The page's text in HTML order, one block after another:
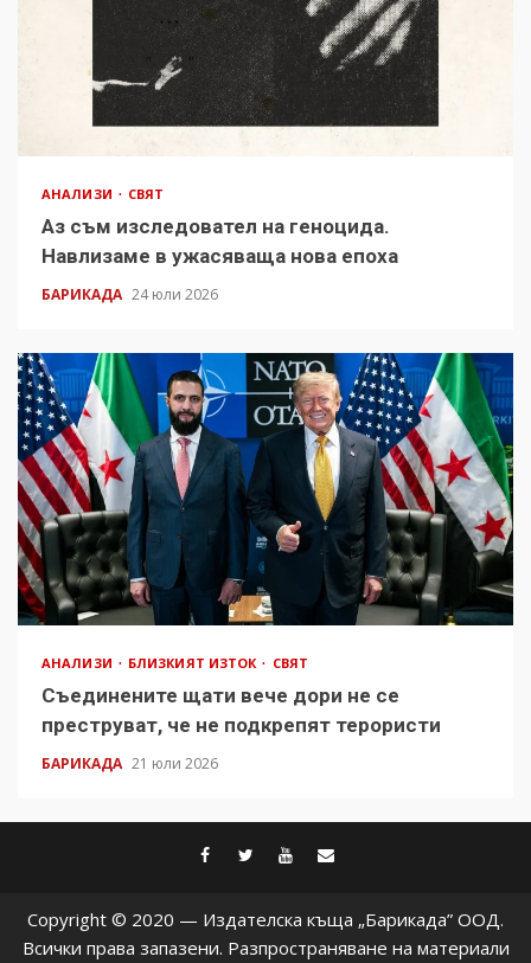
АНАЛИЗИ СВЯТ
Аз съм изследовател на геноцида.
Навлизаме в ужасяваща нова епоха
БАРИКАДА 24 юли 2026
АНАЛИЗИ БЛИЗКИЯТ ИЗТОК СВЯТ
Съединените щати вече дори не се
преструват, че не подкрепят терористи
БАРИКАДА 21 юли 2026
facebook
twitter
youtube
Copyright © 2020 — Издателска къща „Барикада” ООД.
Всички права запазени. Разпространяване на материали